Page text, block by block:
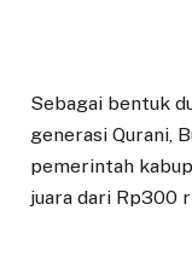
Sebagai bentuk
generasi Qurani,
pemerintah
juara dari Rp300